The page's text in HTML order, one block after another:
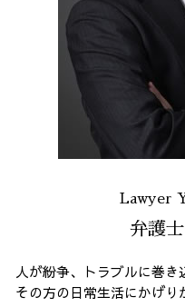
Lawyer
弁護士
人が紛争、トラブルに巻
その方の日常生活にかげり